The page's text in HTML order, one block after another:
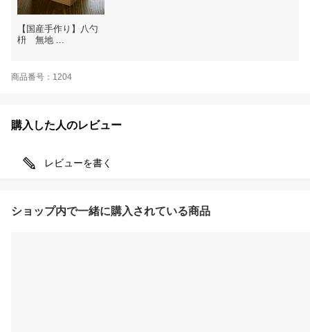
【国産手作り】八勺
枡 無地 ...
商品番号：1204
購入した人のレビュー
レビューを書く
ショップ内で一緒に購入されている商品